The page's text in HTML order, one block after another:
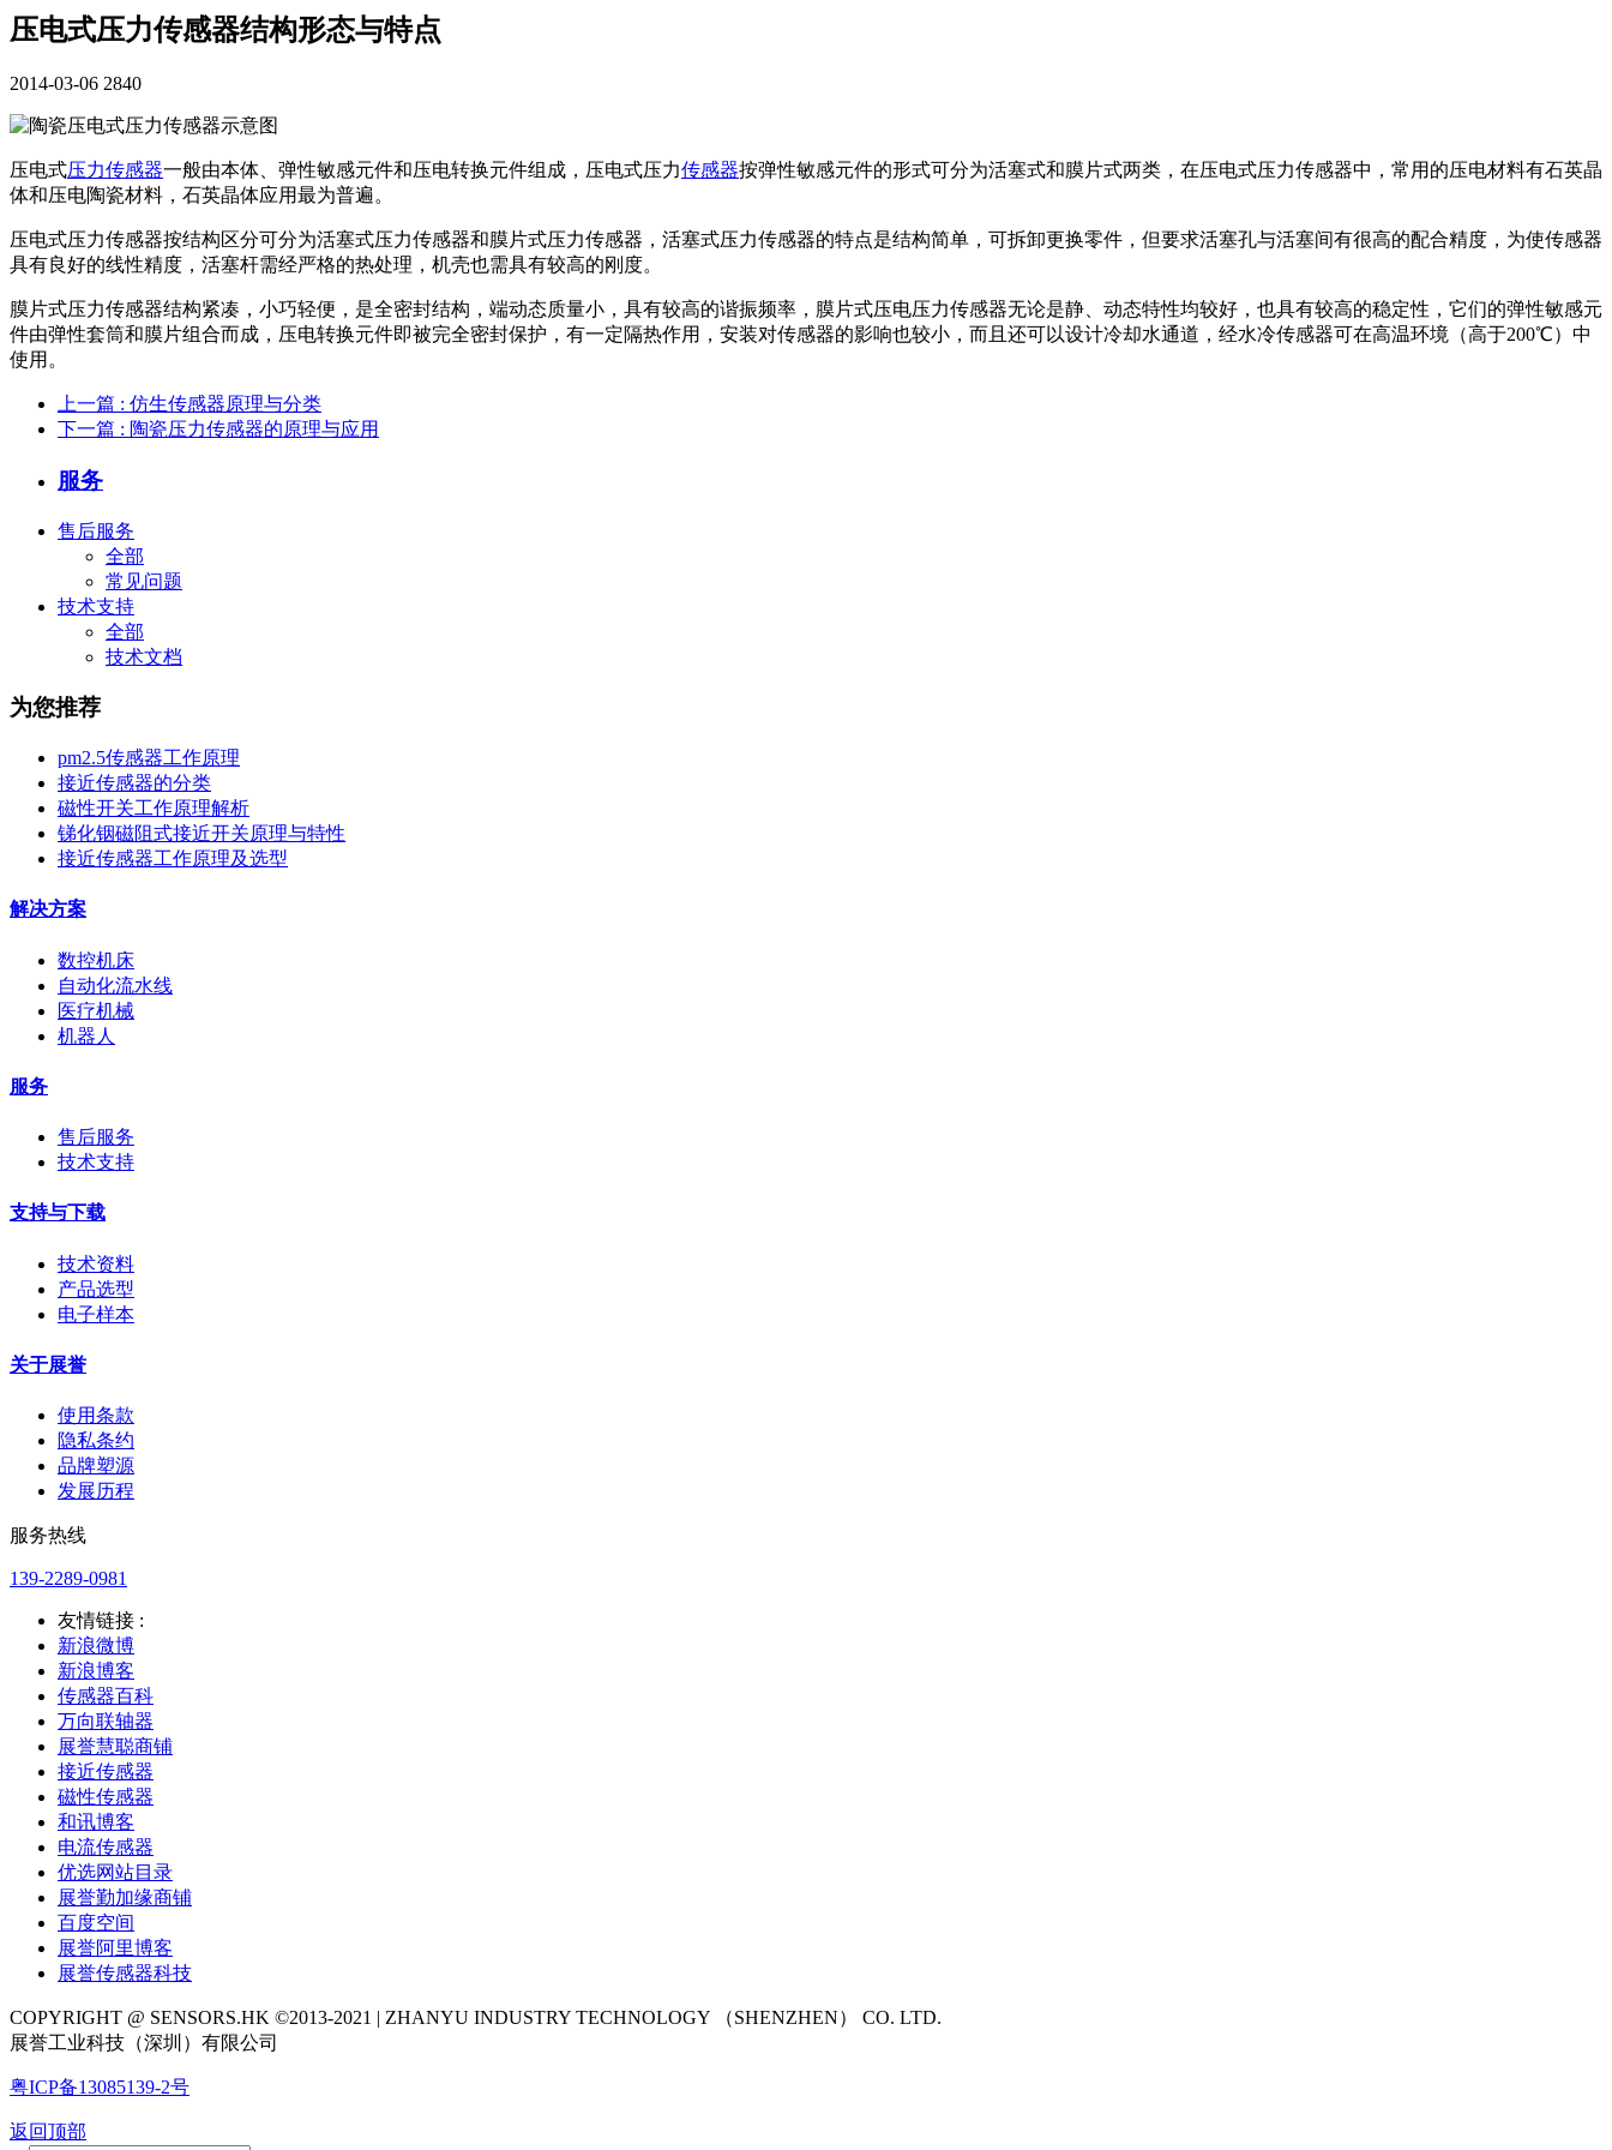
压电式压力传感器结构形态与特点
2014-03-06 2840
压电式压力传感器一般由本体、弹性敏感元件和压电转换元件组成，压电式压力传感器按弹性敏感元件的形式可分为活塞式和膜片式两类，在压电式压力传感器中，常用的压电材料有石英晶
体和压电陶瓷材料，石英晶体应用最为普遍。
压电式压力传感器按结构区分可分为活塞式压力传感器和膜片式压力传感器，活塞式压力传感器的特点是结构简单，可拆卸更换零件，但要求活塞孔与活塞间有很高的配合精度，为使传感器
具有良好的线性精度，活塞杆需经严格的热处理，机壳也需具有较高的刚度。
膜片式压力传感器结构紧凑，小巧轻便，是全密封结构，端动态质量小，具有较高的谐振频率，膜片式压电压力传感器无论是静、动态特性均较好，也具有较高的稳定性，它们的弹性敏感元
件由弹性套筒和膜片组合而成，压电转换元件即被完全密封保护，有一定隔热作用，安装对传感器的影响也较小，而且还可以设计冷却水通道，经水冷传感器可在高温环境（高于200℃）中
使用。
上一篇 : 仿生传感器原理与分类
下一篇 : 陶瓷压力传感器的原理与应用
服务
售后服务
全部
常见问题
技术支持
全部
技术文档
为您推荐
pm2.5传感器工作原理
接近传感器的分类
磁性开关工作原理解析
锑化铟磁阻式接近开关原理与特性
接近传感器工作原理及选型
解决方案
数控机床
自动化流水线
医疗机械
机器人
服务
售后服务
技术支持
支持与下载
技术资料
产品选型
电子样本
关于展誉
使用条款
隐私条约
品牌塑源
发展历程
服务热线
139-2289-0981
友情链接 :
新浪微博
新浪博客
传感器百科
万向联轴器
展誉慧聪商铺
接近传感器
磁性传感器
和讯博客
电流传感器
优选网站目录
展誉勤加缘商铺
百度空间
展誉阿里博客
展誉传感器科技
COPYRIGHT @ SENSORS.HK ©2013-2021 | ZHANYU INDUSTRY TECHNOLOGY （SHENZHEN） CO. LTD.
展誉工业科技（深圳）有限公司
粤ICP备13085139-2号
返回顶部